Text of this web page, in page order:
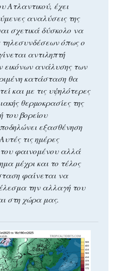
Ατλαντικού, έχει
αναλύσεις της
σχετικά δύσκολο να
τηλεσυνδέσεων όπως ο
αντιληπτή
εικόνων ανάλυσης των
κατάσταση θα
και με τις υψηλότερες
θερμοκρασίες της
του βορείου
εξασθένηση
τις ημέρες
του φαινομένου αλλά
μέχρι και το τέλος
φαίνεται να
την αλλαγή του
στη χώρα μας.